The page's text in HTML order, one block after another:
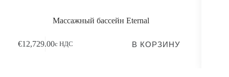
Массажный бассейн Eternal
€12,729.00с НДС В КОРЗИНУ